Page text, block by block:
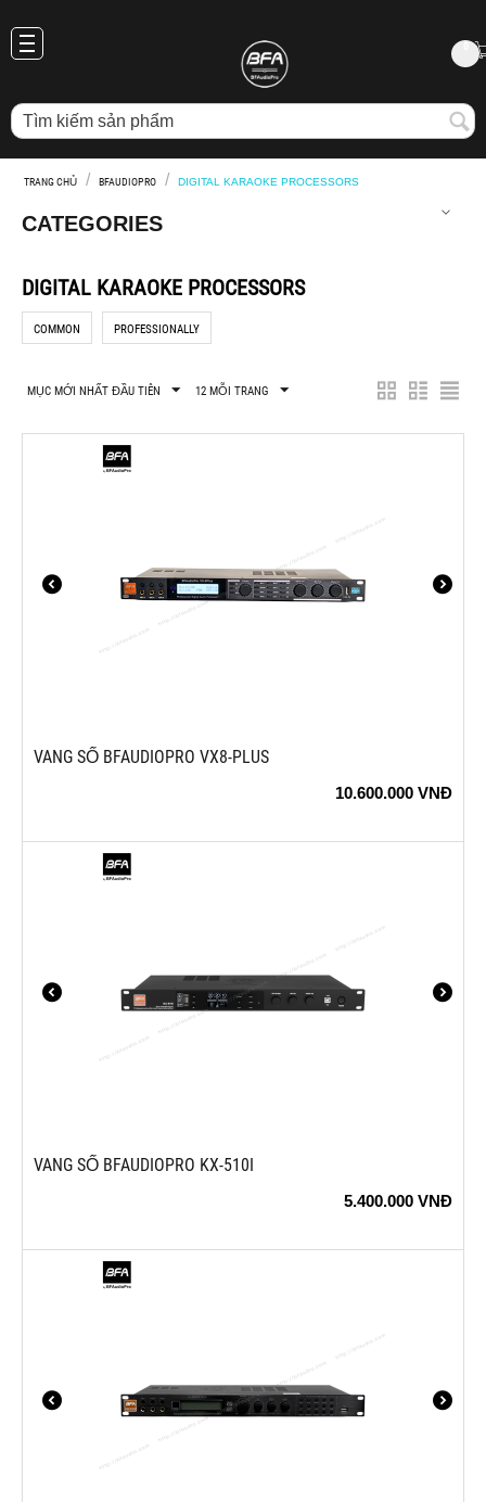
TRANG CHỦ / BFAUDIOPRO / DIGITAL KARAOKE PROCESSORS
CATEGORIES
DIGITAL KARAOKE PROCESSORS
COMMON PROFESSIONALLY
MỤC MỚI NHẤT ĐẦU TIÊN 12 MỖI TRANG
​​​​​​​VANG SỐ BFAUDIOPRO VX8-PLUS
10.600.000 VNĐ
VANG SỐ BFAUDIOPRO KX-510I
5.400.000 VNĐ